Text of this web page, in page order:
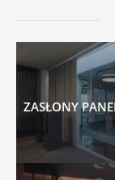
ZASŁONY